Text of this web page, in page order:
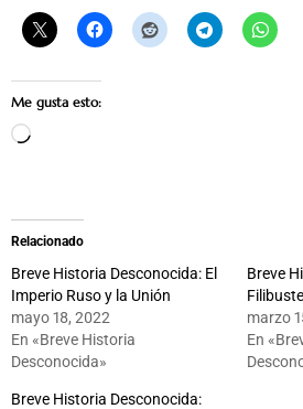
Me gusta esto:
Cargando...
Relacionado
Breve Historia Desconocida: El
Imperio Ruso y la Unión
mayo 18, 2022
En «Breve Historia
Desconocida»
Breve
marzo
En
Breve Historia Desconocida: